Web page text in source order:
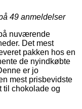
49 anmeldelser
nuværende
Det mest
pakken hos en
de nyindkøbte
er jo
mest prisbevidste
til chokolade og